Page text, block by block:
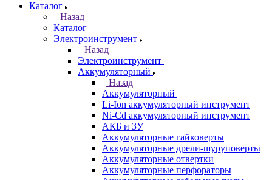
Каталог
Назад
Каталог
Электроинструмент
Назад
Электроинструмент
Аккумуляторный
Назад
Аккумуляторный
Li-Ion аккумуляторный инструмент
Ni-Cd аккумуляторный инструмент
АКБ и ЗУ
Аккумуляторные гайковерты
Аккумуляторные дрели-шуруповерты
Аккумуляторные отвертки
Аккумуляторные перфораторы